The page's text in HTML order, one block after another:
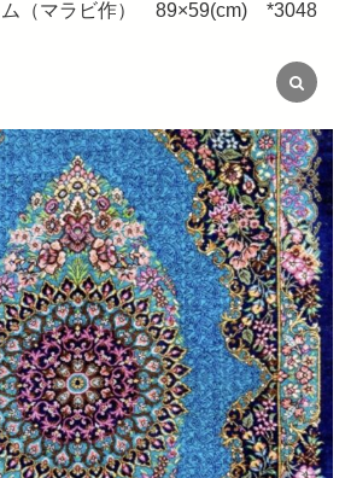
ム（マラビ作） 89×59(cm) *3048
価
格
は
¥358,000
で
す。